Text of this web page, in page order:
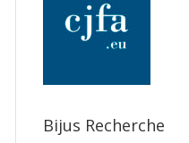
Bijus Recherche